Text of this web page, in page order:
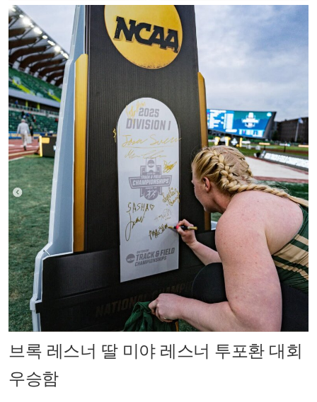
브록 레스너 딸 미야 레스너 투포환 대회
우승함